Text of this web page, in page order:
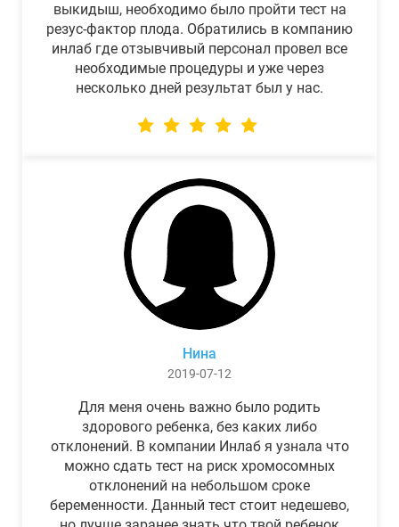
выкидыш, необходимо было пройти тест на
резус-фактор плода. Обратились в компанию
инлаб где отзывчивый персонал провел все
необходимые процедуры и уже через
несколько дней результат был у нас.
Нина
2019-07-12
Для меня очень важно было родить
здорового ребенка, без каких либо
отклонений. В компании Инлаб я узнала что
можно сдать тест на риск хромосомных
отклонений на небольшом сроке
беременности. Данный тест стоит недешево,